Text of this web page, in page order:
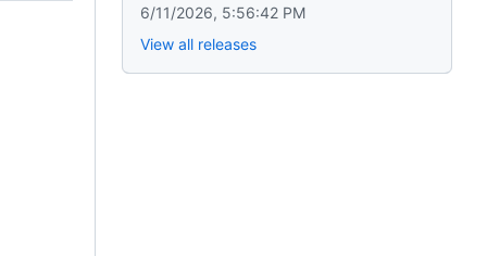
6/11/2026, 5:56:42 PM
View all releases